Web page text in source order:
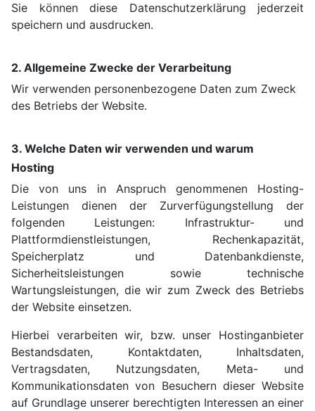
Sie können diese Datenschutzerklärung jederzeit
speichern und ausdrucken.
2. Allgemeine Zwecke der Verarbeitung
Wir verwenden personenbezogene Daten zum Zweck
des Betriebs der Website.
3. Welche Daten wir verwenden und warum
Hosting
Die von uns in Anspruch genommenen Hosting-
Leistungen dienen der Zurverfügungstellung der
folgenden Leistungen: Infrastruktur- und
Plattformdienstleistungen, Rechenkapazität,
Speicherplatz und Datenbankdienste,
Sicherheitsleistungen sowie technische
Wartungsleistungen, die wir zum Zweck des Betriebs
der Website einsetzen.
Hierbei verarbeiten wir, bzw. unser Hostinganbieter
Bestandsdaten, Kontaktdaten, Inhaltsdaten,
Vertragsdaten, Nutzungsdaten, Meta- und
Kommunikationsdaten von Besuchern dieser Website
auf Grundlage unserer berechtigten Interessen an einer